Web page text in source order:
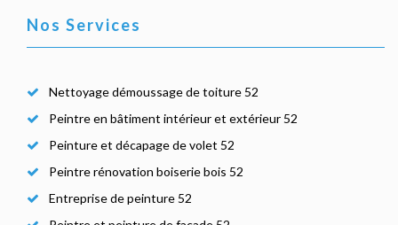
Nos Services
Nettoyage démoussage de toiture 52
Peintre en bâtiment intérieur et extérieur 52
Peinture et décapage de volet 52
Peintre rénovation boiserie bois 52
Entreprise de peinture 52